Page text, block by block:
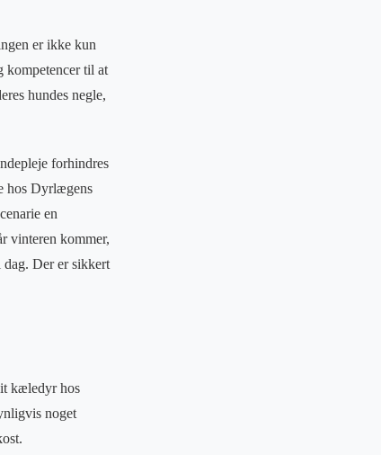
er ikke kun
kompetencer til at
hundes negle,
forhindres
hos Dyrlægens
en
vinteren kommer,
Der er sikkert
kæledyr hos
noget